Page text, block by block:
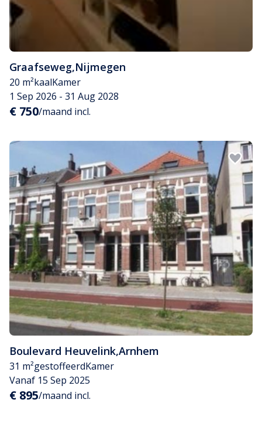
Graafseweg,Nijmegen
20 m²kaalKamer
1 Sep 2026 - 31 Aug 2028
€ 750/maand incl.
Boulevard Heuvelink,Arnhem
31 m²gestoffeerdKamer
Vanaf 15 Sep 2025
€ 895/maand incl.